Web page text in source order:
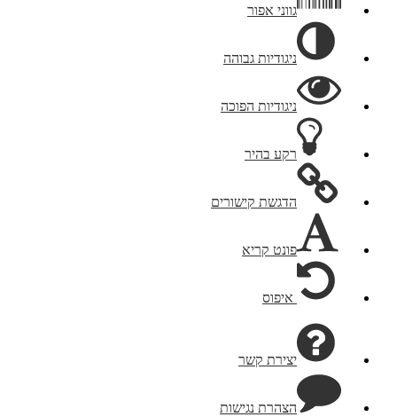
גווני אפור
ניגודיות גבוהה
ניגודיות הפוכה
רקע בהיר
הדגשת קישורים
פונט קריא
איפוס
יצירת קשר
הצהרת נגישות